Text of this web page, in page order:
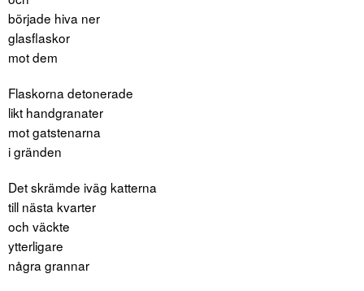
började hiva ner
glasflaskor
mot dem
Flaskorna detonerade
likt handgranater
mot gatstenarna
i gränden
Det skrämde iväg katterna
till nästa kvarter
och väckte
ytterligare
några grannar